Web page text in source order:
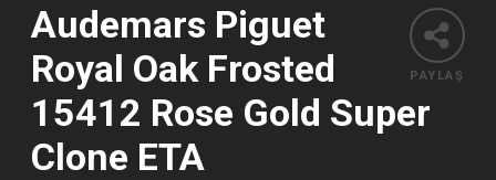
PAYLAŞ
Audemars Piguet
Royal Oak Frosted
15412 Rose Gold Super
Clone ETA